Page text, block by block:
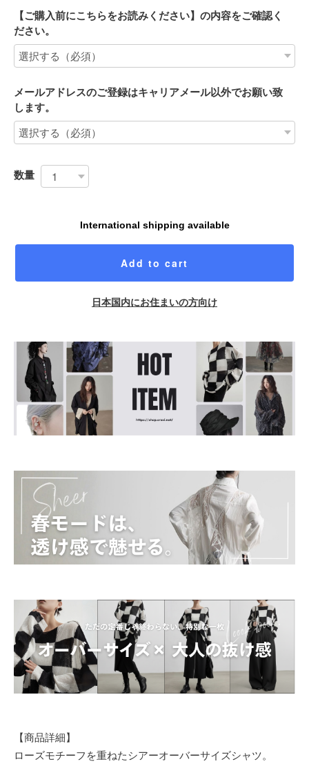
【ご購入前にこちらをお読みください】の内容をご確認く
ださい。
メールアドレスのご登録はキャリアメール以外でお願い致
します。
数量
International shipping available
Add to cart
日本国内にお住まいの方向け
【商品詳細】
ローズモチーフを重ねたシアーオーバーサイズシャツ。